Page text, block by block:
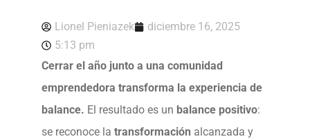
Lionel Pieniazek
diciembre 16, 2025
5:13 pm
Cerrar el año junto a una comunidad
emprendedora transforma la experiencia de
balance. El resultado es un balance positivo:
se reconoce la transformación alcanzada y